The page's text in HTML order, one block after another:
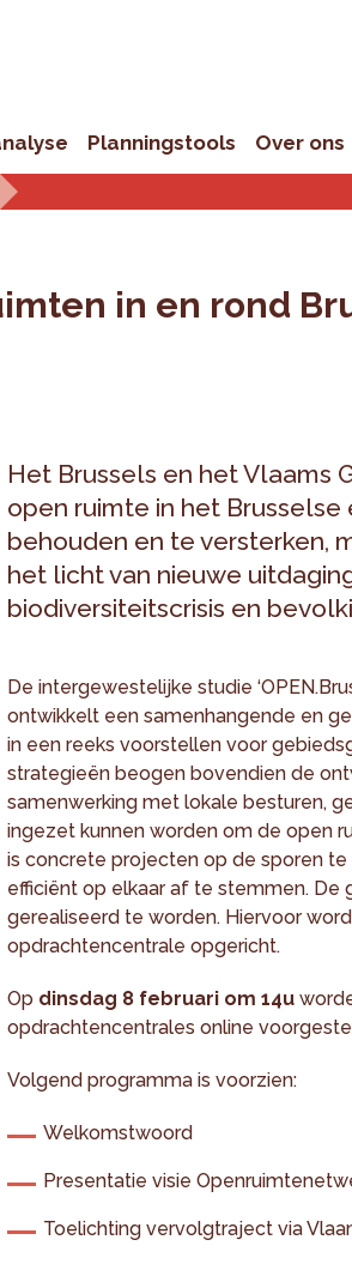
Planningstools Over ons
in en rond
Het Brussels en het Vlaams
open ruimte in het
behouden en te versterken,
het licht van nieuwe
biodiversiteitscrisis en
De intergewestelijke studie
ontwikkelt een samenhangende en
in een reeks voorstellen voor
strategieën beogen bovendien de
samenwerking met lokale besturen,
ingezet kunnen worden om de open
is concrete projecten op de sporen
efficiënt op elkaar af te stemmen. De
gerealiseerd te worden. Hiervoor
opdrachtencentrale opgericht.
Op dinsdag 8 februari om 14u
opdrachtencentrales online
Volgend programma is voorzien:
Welkomstwoord
Presentatie visie
Toelichting vervolgtraject via